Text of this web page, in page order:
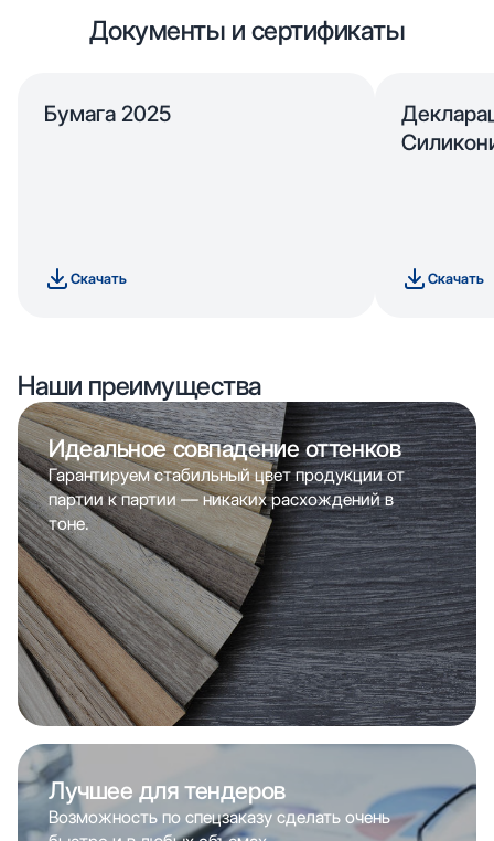
Документы и сертификаты
Бумага 2025
Скачать Скачать
Наши преимущества
Идеальное совпадение оттенков
Гарантируем стабильный цвет продукции от
партии к партии — никаких расхождений в
тоне.
Лучшее для тендеров
Возможность по спецзаказу сделать очень